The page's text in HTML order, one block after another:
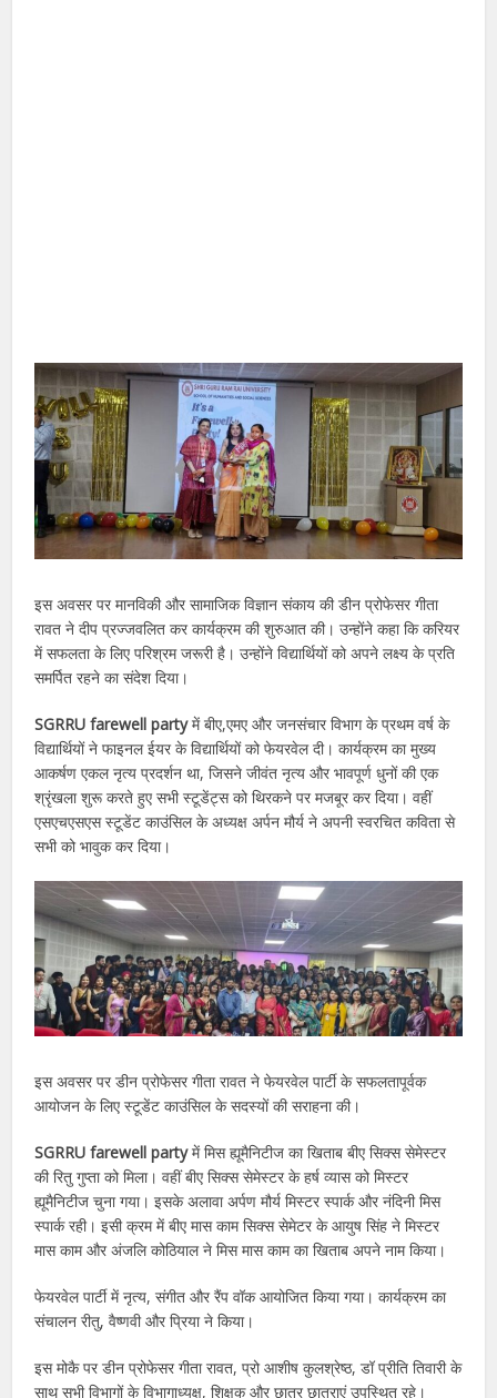
इस अवसर पर मानविकी और सामाजिक विज्ञान संकाय की डीन प्रोफेसर गीता
रावत ने दीप प्रज्जवलित कर कार्यक्रम की शुरुआत की। उन्होंने कहा कि करियर
में सफलता के लिए परिश्रम जरूरी है। उन्होंने विद्यार्थियों को अपने लक्ष्य के प्रति
समर्पित रहने का संदेश दिया।
SGRRU farewell partyमें बीए,एमए और जनसंचार विभाग के प्रथम वर्ष के
विद्यार्थियों ने फाइनल ईयर के विद्यार्थियों को फेयरवेल दी। कार्यक्रम का मुख्य
आकर्षण एकल नृत्य प्रदर्शन था, जिसने जीवंत नृत्य और भावपूर्ण धुनों की एक
श्रृंखला शुरू करते हुए सभी स्टूडेंट्स को थिरकने पर मजबूर कर दिया। वहीं
एसएचएसएस स्टूडेंट काउंसिल के अध्यक्ष अर्पन मौर्य ने अपनी स्वरचित कविता से
सभी को भावुक कर दिया।
इस अवसर पर डीन प्रोफेसर गीता रावत ने फेयरवेल पार्टी के सफलतापूर्वक
आयोजन के लिए स्टूडेंट काउंसिल के सदस्यों की सराहना की।
SGRRU farewell partyमें मिस ह्यूमैनिटीज का खिताब बीए सिक्स सेमेस्टर
की रितु गुप्ता को मिला। वहीं बीए सिक्स सेमेस्टर के हर्ष व्यास को मिस्टर
ह्यूमैनिटीज चुना गया। इसके अलावा अर्पण मौर्य मिस्टर स्पार्क और नंदिनी मिस
स्पार्क रही। इसी क्रम में बीए मास काम सिक्स सेमेटर के आयुष सिंह ने मिस्टर
मास काम और अंजलि कोठियाल ने मिस मास काम का खिताब अपने नाम किया।
फेयरवेल पार्टी में नृत्य, संगीत और रैंप वॉक आयोजित किया गया। कार्यक्रम का
संचालन रीतु, वैष्णवी और प्रिया ने किया।
इस मोकै पर डीन प्रोफेसर गीता रावत, प्रो आशीष कुलश्रेष्ठ, डॉ प्रीति तिवारी के
साथ सभी विभागों के विभागाध्यक्ष, शिक्षक और छात्र छात्राएं उपस्थित रहे।